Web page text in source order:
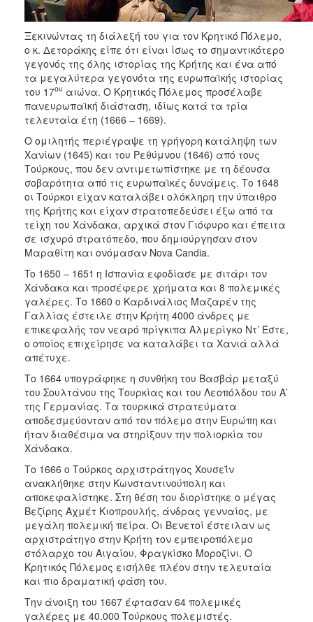
Ξεκινώντας τη διάλεξή του για τον Κρητικό Πόλεμο,
ο κ. Δετοράκης είπε ότι είναι ίσως το σημαντικότερο
γεγονός της όλης ιστορίας της Κρήτης και ένα από
τα μεγαλύτερα γεγονότα της ευρωπαϊκής ιστορίας
του 17ου αιώνα. Ο Κρητικός Πόλεμος προσέλαβε
πανευρωπαϊκή διάσταση, ιδίως κατά τα τρία
τελευταία έτη (1666 – 1669).
Ο ομιλητής περιέγραψε τη γρήγορη κατάληψη των
Χανίων (1645) και του Ρεθύμνου (1646) από τους
Τούρκους, που δεν αντιμετωπίστηκε με τη δέουσα
σοβαρότητα από τις ευρωπαϊκές δυνάμεις. Το 1648
οι Τούρκοι είχαν καταλάβει ολόκληρη την ύπαιθρο
της Κρήτης και είχαν στρατοπεδεύσει έξω από τα
τείχη του Χάνδακα, αρχικά στον Γιόφυρο και έπειτα
σε ισχυρό στρατόπεδο, που δημιούργησαν στον
Μαραθίτη και ονόμασαν Nova Candia.
To 1650 – 1651 η Ισπανία εφοδίασε με σιτάρι τον
Χάνδακα και προσέφερε χρήματα και 8 πολεμικές
γαλέρες. Το 1660 ο Καρδινάλιος Μαζαρέν της
Γαλλίας έστειλε στην Κρήτη 4000 άνδρες με
επικεφαλής τον νεαρό πρίγκιπα Αλμερίγκο Ντ’ Έστε,
ο οποίος επιχείρησε να καταλάβει τα Χανιά αλλά
απέτυχε.
Το 1664 υπογράφηκε η συνθήκη του Βασβάρ μεταξύ
του Σουλτάνου της Τουρκίας και του Λεοπόλδου του Α’
της Γερμανίας. Τα τουρκικά στρατεύματα
αποδεσμεύονταν από τον πόλεμο στην Ευρώπη και
ήταν διαθέσιμα να στηρίξουν την πολιορκία του
Χάνδακα.
Το 1666 ο Τούρκος αρχιστράτηγος Χουσεΐν
ανακλήθηκε στην Κωνσταντινούπολη και
αποκεφαλίστηκε. Στη θέση του διορίστηκε ο μέγας
Βεζίρης Αχμέτ Κιοπρουλής, άνδρας γενναίος, με
μεγάλη πολεμική πείρα. Οι Βενετοί έστειλαν ως
αρχιστράτηγο στην Κρήτη τον εμπειροπόλεμο
στόλαρχο του Αιγαίου, Φραγκίσκο Μοροζίνι. Ο
Κρητικός Πόλεμος εισήλθε πλέον στην τελευταία
και πιο δραματική φάση του.
Την άνοιξη του 1667 έφτασαν 64 πολεμικές
γαλέρες με 40.000 Τούρκους πολεμιστές.